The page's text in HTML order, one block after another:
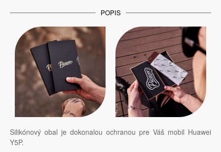
POPIS
Silikónový obal je dokonalou ochranou pre Váš mobil Huawei
Y5P.